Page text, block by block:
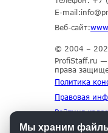
E-mail:
Веб-сайт:
© 2004 –
ProfiStaff.ru —
права
Политика
Правовая
Рейтинг
Мы храним